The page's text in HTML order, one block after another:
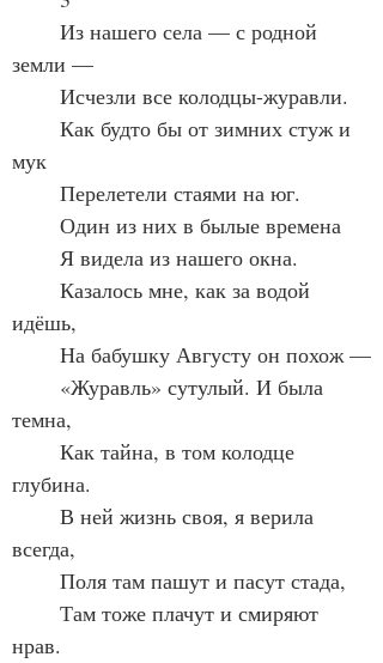
земли —
	Исчезли все колодцы-журавли.
мук
	Перелетели стаями на юг.
	Один из них в былые времена
	Я видела из нашего окна.
идёшь,
	На бабушку Августу он похож —
темна,
глубина.
всегда,
	Поля там пашут и пасут стада,
нрав.